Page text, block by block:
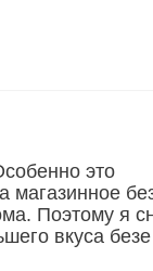
это
магазинное
Поэтому я
вкуса безе